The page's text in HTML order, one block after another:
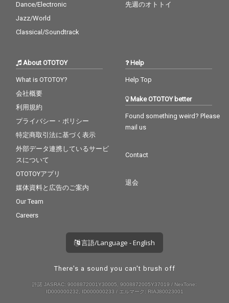
Dance/Electronic
Jazz/World
Classical/Soundtrack
先週のオトトイ
About OTOTOY
What is OTOTOY?
会社概要
利用規約
プライバシー・ポリシー
特定商取引法に基づく表示
外部データ連携しているサービ
スについて
OTOTOYアプリ
媒体資料と広告のご案内
Our Team
Careers
Help
Help Top
Make OTOTOY better
Found something weird? Please
mail us
Contact
退会
言語/Language - English
There's a sound you can't brush off
許諾 JASRAC: 9008872001Y30005, 9008872005Y37019 / NexTone:
ID000000232, ID000000233 / エルマーク: RIAJ80023001